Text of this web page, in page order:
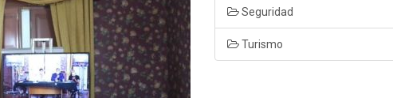
Seguridad
Turismo